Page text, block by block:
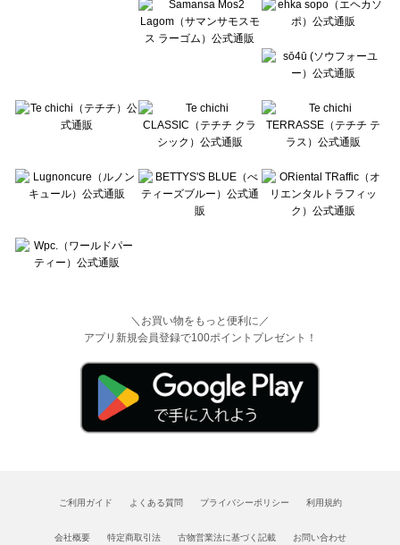
＼お買い物をもっと便利に／
アプリ新規会員登録で100ポイントプレゼント！
ご利用ガイド よくある質問 プライバシーポリシー 利用規約
会社概要 特定商取引法 古物営業法に基づく記載 お問い合わせ